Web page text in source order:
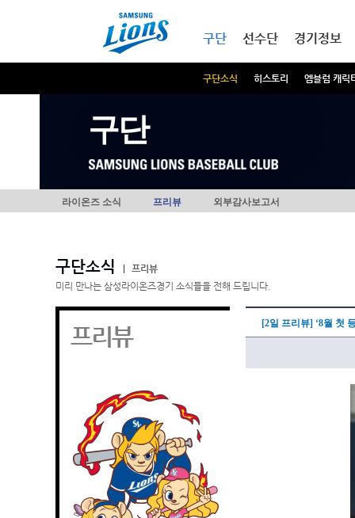
구단
구단소식 히스토리 엠블럼 캐릭
선수단 경기정보
구단
라이온즈 소식 프리뷰 외부감사보고서
구단소식
프리뷰
미리 만나는 삼성라이온즈경기 소식들을 전해 드립니다.
프리뷰 [2일 프리뷰] ‘8월 첫